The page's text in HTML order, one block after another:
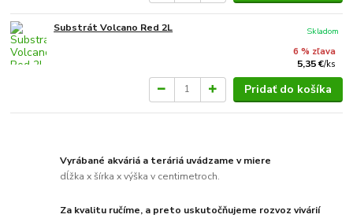
Substrát Volcano Red 2L
6 % zľava
5,35 €/ks
Skladom
Pridať do košíka
Vyrábané akváriá a teráriá uvádzame v miere
dĺžka x šírka x výška v centimetroch.
Za kvalitu ručíme, a preto uskutočňujeme rozvoz vivárií